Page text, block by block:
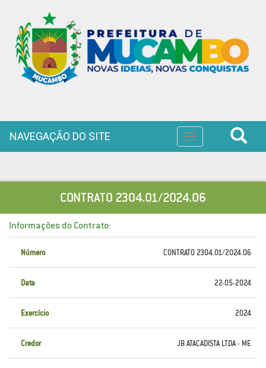
Toggle
navigation
NAVEGAÇÃO DO SITE
CONTRATO 2304.01/2024.06
Informações do Contrato:
Número CONTRATO 2304.01/2024.06
Data 22-05-2024
Exercício 2024
Credor JB ATACADISTA LTDA - ME